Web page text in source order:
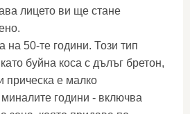
лицето ви ще стане
на 50-те години. Този тип
буйна коса с дълъг бретон,
прическа е малко
години - включва